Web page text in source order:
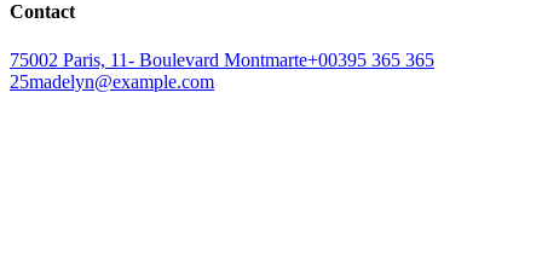
Contact
75002 Paris, 11- Boulevard Montmarte+00395 365 365
25madelyn@example.com